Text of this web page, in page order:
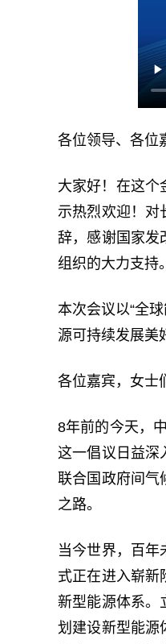
各位领导、各位
大家好！在这个
示热烈欢迎！对
辞，感谢国家发
组织的大力支持。
本次会议以“全
源可持续发展美
各位嘉宾，女士
8年前的今天，
这一倡议日益深
联合国政府间气
之路。
当今世界，百
式正在进入崭新
新型能源体系。
划建设新型能源